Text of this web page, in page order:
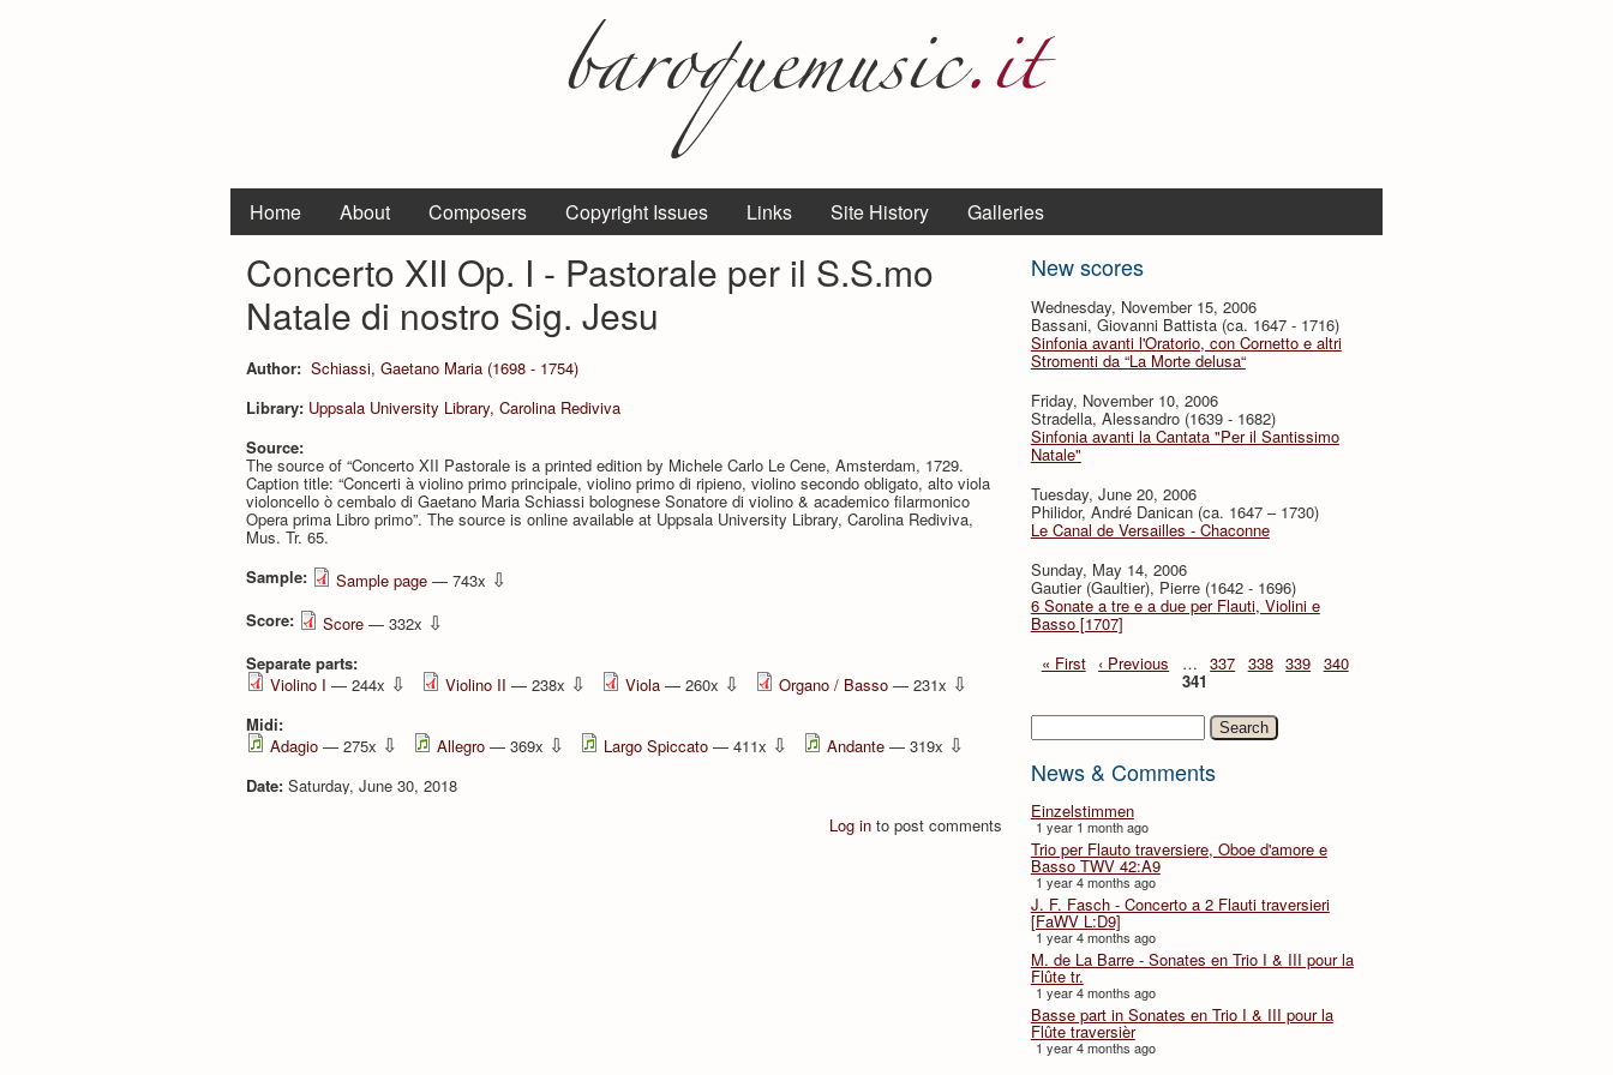
Home About Composers Copyright Issues Links Site History Galleries
New scores
Wednesday, November 15, 2006
Bassani, Giovanni Battista (ca. 1647 - 1716)
Sinfonia avanti l'Oratorio, con Cornetto e altri
Stromenti da “La Morte delusa“
Friday, November 10, 2006
Stradella, Alessandro (1639 - 1682)
Sinfonia avanti la Cantata "Per il Santissimo
Natale"
Tuesday, June 20, 2006
Philidor, André Danican (ca. 1647 – 1730)
Le Canal de Versailles - Chaconne
Sunday, May 14, 2006
Gautier (Gaultier), Pierre (1642 - 1696)
6 Sonate a tre e a due per Flauti, Violini e
Basso [1707]
« First ‹ Previous … 337 338 339 340
341
Search
News & Comments
Einzelstimmen
1 year 1 month ago
Trio per Flauto traversiere, Oboe d'amore e
Basso TWV 42:A9
1 year 4 months ago
J. F. Fasch - Concerto a 2 Flauti traversieri
[FaWV L:D9]
1 year 4 months ago
M. de La Barre - Sonates en Trio I & III pour la
Flûte tr.
1 year 4 months ago
Basse part in Sonates en Trio I & III pour la
Flûte traversièr
1 year 4 months ago
Concerto XII Op. I - Pastorale per il S.S.mo
Natale di nostro Sig. Jesu
Author: Schiassi, Gaetano Maria (1698 - 1754)
Library: Uppsala University Library, Carolina Rediviva
Source:
The source of “Concerto XII Pastorale is a printed edition by Michele Carlo Le Cene, Amsterdam, 1729.
Caption title: “Concerti à violino primo principale, violino primo di ripieno, violino secondo obligato, alto viola
violoncello ò cembalo di Gaetano Maria Schiassi bolognese Sonatore di violino & academico filarmonico
Opera prima Libro primo”. The source is online available at Uppsala University Library, Carolina Rediviva,
Mus. Tr. 65.
Sample:
Sample page — 743x ⇩
Score: Score — 332x ⇩
Separate parts:
Violino I — 244x ⇩ Violino II — 238x ⇩ Viola — 260x ⇩ Organo / Basso — 231x ⇩
Midi:
Adagio — 275x ⇩ Allegro — 369x ⇩ Largo Spiccato — 411x ⇩ Andante — 319x ⇩
Date: Saturday, June 30, 2018
Log in to post comments